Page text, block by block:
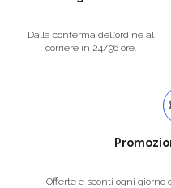
Dalla conferma dell’ordine al
corriere in 24/96 ore.
Offerte e sconti ogni giorno